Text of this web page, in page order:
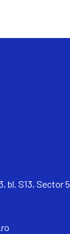
bl. S13, Sector 5